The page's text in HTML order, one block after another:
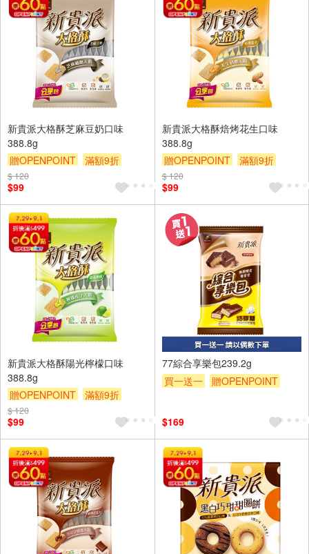
新貴派大格酥芝麻豆奶口味
388.8g
贈OPENPOINT
滿額9折
贈$200
$ 120
$99
新貴派大格酥焙烤花生口味
388.8g
贈OPENPOINT
滿額9折
贈$200
$ 120
$99
新貴派大格酥陽光檸檬口味
388.8g
贈OPENPOINT
滿額9折
贈$200
$ 120
$99
77綜合享樂包239.2g
買一送一
贈OPENPOINT
$169